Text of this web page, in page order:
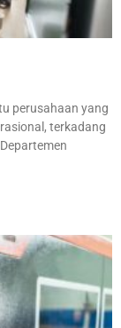
perusahaan yang
terkadang